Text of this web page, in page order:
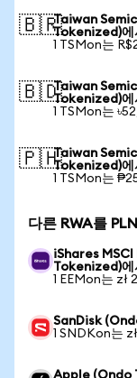
🇧🇷Taiwan
Tokenized)에
1 TSMon는
🇧🇩Taiwan
Tokenized)에
1 TSMon는
🇵🇭Taiwan
Tokenized)에
1 TSMon는
다른 RWA를
iShares
Tokenized)에
1 EEMon는 zł
SanDisk
1 SNDKon는
Apple (Ondo